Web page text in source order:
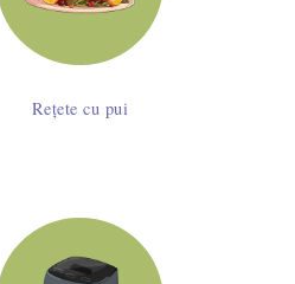
Rețete cu pui